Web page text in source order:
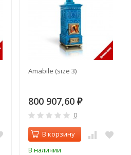
Amabile (size 3)
800 907,60 ₽
0
В корзину
В наличии